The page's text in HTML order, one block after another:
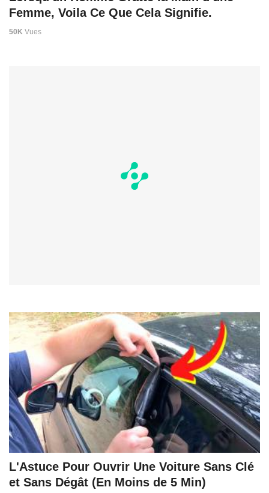
Femme, Voila Ce Que Cela Signifie.
50K Vues
L'Astuce Pour Ouvrir Une Voiture Sans Clé
et Sans Dégât (En Moins de 5 Min)